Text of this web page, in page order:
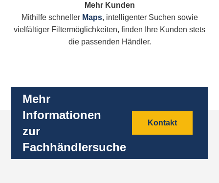
Mehr Kunden
Mithilfe schneller Maps, intelligenter Suchen sowie
vielfältiger Filtermöglichkeiten, finden Ihre Kunden stets
die passenden Händler.
Mehr
Informationen
zur
Fachhändlersuche
Kontakt